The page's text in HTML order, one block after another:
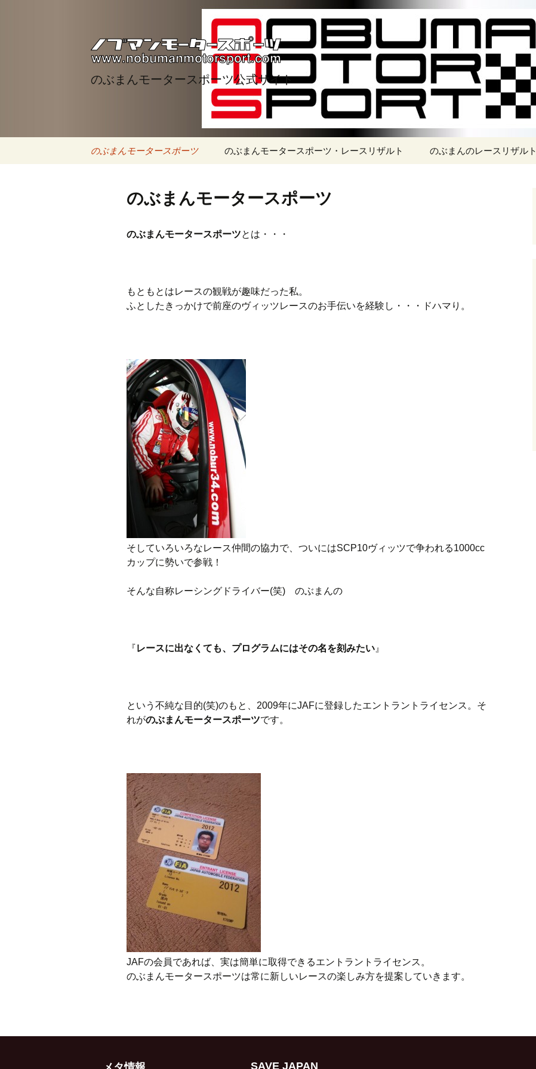
のぶまんモータースポーツ公式サイト
のぶまんモータースポーツ のぶまんモータースポーツ・レースリザルト のぶまんのレースリザルト
のぶまんモータースポーツ
のぶまんモータースポーツとは・・・
もともとはレースの観戦が趣味だった私。
ふとしたきっかけで前座のヴィッツレースのお手伝いを経験し・・・ドハマり。
そしていろいろなレース仲間の協力で、ついにはSCP10ヴィッツで争われる1000cc
カップに勢いで参戦！
そんな自称レーシングドライバー(笑) のぶまんの
『レースに出なくても、プログラムにはその名を刻みたい 』
という不純な目的(笑)のもと、2009年にJAFに登録したエントラントライセンス。そ
れがのぶまんモータースポーツです。
JAFの会員であれば、実は簡単に取得できるエントラントライセンス。
のぶまんモータースポーツは常に新しいレースの楽しみ方を提案していきます。
SAVE JAPAN